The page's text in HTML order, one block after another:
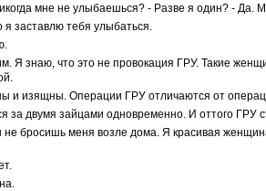
мне не улыбаешься? - Разве я один? - Да.
заставлю тебя улыбаться.
Я знаю, что это не провокация ГРУ. Такие
и изящны. Операции ГРУ отличаются от
за двумя зайцами одновременно. И оттого ГРУ
бросишь меня возле дома. Я красивая